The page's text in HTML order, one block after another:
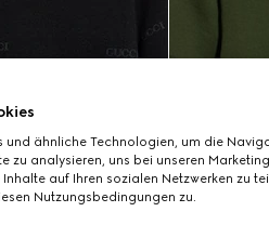
und ähnliche Technologien, um die
zu analysieren, uns bei unseren
auf Ihren sozialen Netzwerken zu
Nutzungsbedingungen zu.